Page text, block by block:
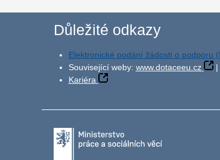
Důležité odkazy
Elektronické podání žádosti o podporu
Související weby: www.dotaceeu.cz |
Kariéra